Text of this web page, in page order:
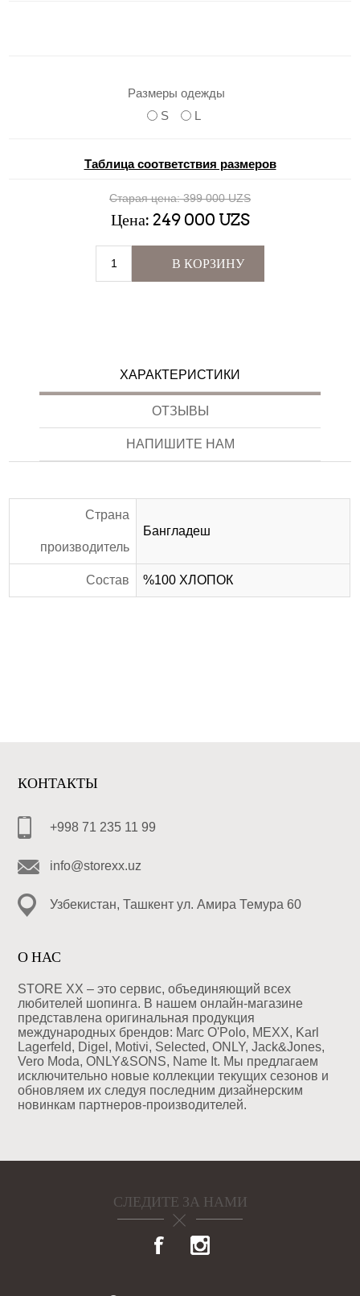
Размеры одежды
S
L
Таблица соответствия размеров
Старая цена: 399 000 UZS
Цена: 249 000 UZS
В КОРЗИНУ
ХАРАКТЕРИСТИКИ
ОТЗЫВЫ
НАПИШИТЕ НАМ
Страна
производитель
Бангладеш
Состав %100 ХЛОПОК
КОНТАКТЫ
+998 71 235 11 99
info@storexx.uz
Узбекистан, Ташкент ул. Амира Темура 60
О НАС
STORE XX – это сервис, объединяющий всех
любителей шопинга. В нашем онлайн-магазине
представлена оригинальная продукция
международных брендов: Marc O'Polo, MEXX, Karl
Lagerfeld, Digel, Motivi, Selected, ONLY, Jack&Jones,
Vero Moda, ONLY&SONS, Name It. Мы предлагаем
исключительно новые коллекции текущих сезонов и
обновляем их следуя последним дизайнерским
новинкам партнеров-производителей.
СЛЕДИТЕ ЗА НАМИ